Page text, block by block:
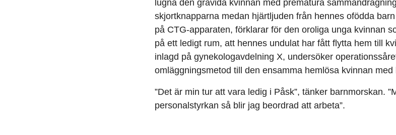
lugna den gravida kvinnan med prematura
skjortknapparna medan hjärtljuden från hennes ofödda
på CTG-apparaten, förklarar för den oroliga unga kvinnan
på ett ledigt rum, att hennes undulat har fått flytta hem till
inlagd på gynekologavdelning X, undersöker
omläggningsmetod till den ensamma hemlösa kvinnan med
”Det är min tur att vara ledig i Påsk”, tänker barnmorskan.
personalstyrkan så blir jag beordrad att arbeta”.